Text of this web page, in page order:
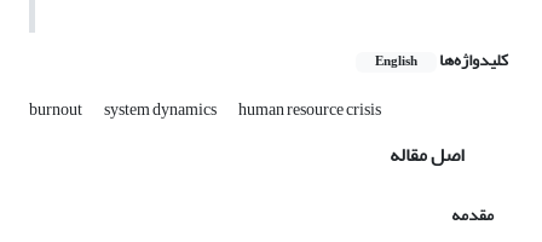
کلیدواژه‌ها English
burnout system dynamics human resource crisis
اصل مقاله
مقدمه